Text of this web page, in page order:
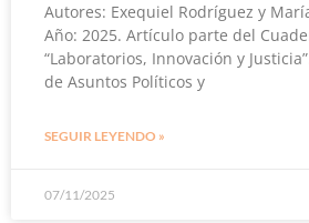
Autores: Exequiel Rodríguez y
Año: 2025. Artículo parte del
“Laboratorios, Innovación y
de Asuntos Políticos y
SEGUIR LEYENDO »
07/11/2025